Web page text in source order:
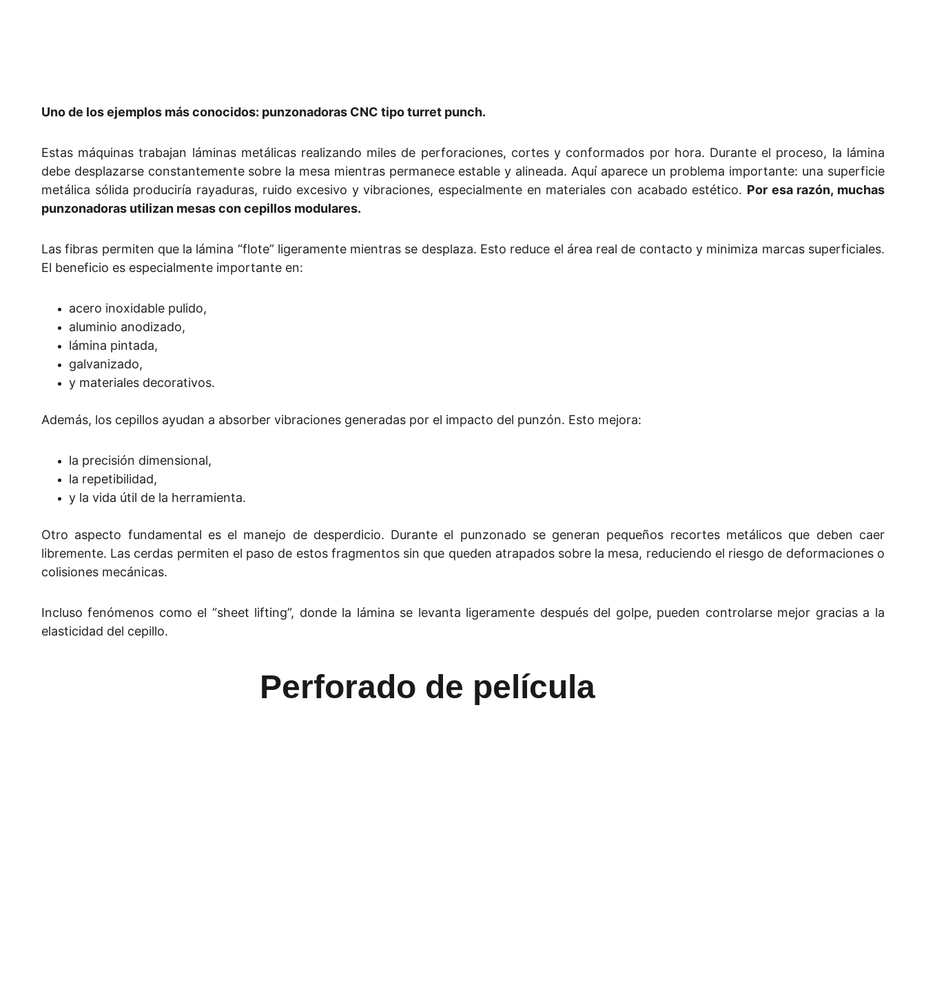
Uno de los ejemplos más conocidos: punzonadoras CNC tipo turret punch.
Estas máquinas trabajan láminas metálicas realizando miles de perforaciones, cortes y conformados por hora. Durante el proceso, la lámina
debe desplazarse constantemente sobre la mesa mientras permanece estable y alineada. Aquí aparece un problema importante: una superficie
metálica sólida produciría rayaduras, ruido excesivo y vibraciones, especialmente en materiales con acabado estético. Por esa razón, muchas
punzonadoras utilizan mesas con cepillos modulares.
Las fibras permiten que la lámina “flote” ligeramente mientras se desplaza. Esto reduce el área real de contacto y minimiza marcas superficiales.
El beneficio es especialmente importante en:
acero inoxidable pulido,
aluminio anodizado,
lámina pintada,
galvanizado,
y materiales decorativos.
Además, los cepillos ayudan a absorber vibraciones generadas por el impacto del punzón. Esto mejora:
la precisión dimensional,
la repetibilidad,
y la vida útil de la herramienta.
Otro aspecto fundamental es el manejo de desperdicio. Durante el punzonado se generan pequeños recortes metálicos que deben caer
libremente. Las cerdas permiten el paso de estos fragmentos sin que queden atrapados sobre la mesa, reduciendo el riesgo de deformaciones o
colisiones mecánicas.
Incluso fenómenos como el “sheet lifting”, donde la lámina se levanta ligeramente después del golpe, pueden controlarse mejor gracias a la
elasticidad del cepillo.
Perforado de película